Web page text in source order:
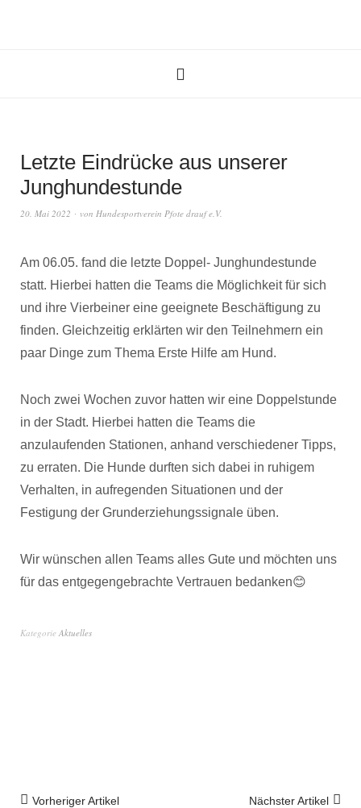
Letzte Eindrücke aus unserer
Junghundestunde
20. Mai 2022 von Hundesportverein Pfote drauf e.V.
Am 06.05. fand die letzte Doppel- Junghundestunde
statt. Hierbei hatten die Teams die Möglichkeit für sich
und ihre Vierbeiner eine geeignete Beschäftigung zu
finden. Gleichzeitig erklärten wir den Teilnehmern ein
paar Dinge zum Thema Erste Hilfe am Hund.
Noch zwei Wochen zuvor hatten wir eine Doppelstunde
in der Stadt. Hierbei hatten die Teams die
anzulaufenden Stationen, anhand verschiedener Tipps,
zu erraten. Die Hunde durften sich dabei in ruhigem
Verhalten, in aufregenden Situationen und der
Festigung der Grunderziehungssignale üben.
Wir wünschen allen Teams alles Gute und möchten uns
für das entgegengebrachte Vertrauen bedanken😊
Kategorie Aktuelles
Vorheriger Artikel Nächster Artikel